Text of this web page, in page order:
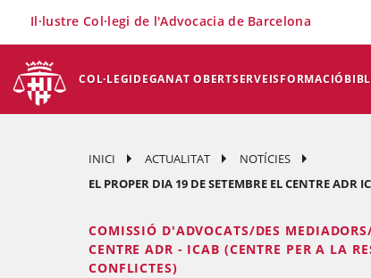
COL·LEGIDEGANAT OBERTSERVEISFORMACIÓ
Il·lustre Col·legi de l'Advocacia de Barcelona
INICI ACTUALITAT
NOTÍCIES
EL PROPER DIA 19 DE SETEMBRE EL CENTRE
COMISSIÓ D'ADVOCATS/DES
CENTRE ADR - ICAB (CENTRE PER A LA
CONFLICTES)